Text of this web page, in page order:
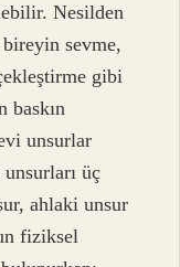
Nesilden
sevme,
gibi
baskın
unsurlar
üç
ahlaki unsur
fiziksel